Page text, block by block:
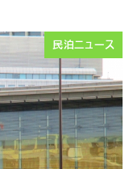
民泊ニュース